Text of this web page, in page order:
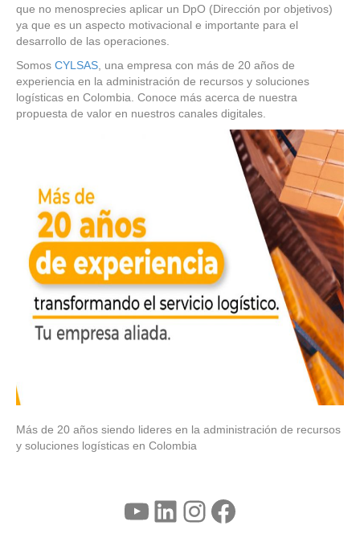
que no menosprecies aplicar un DpO (Dirección por objetivos)
ya que es un aspecto motivacional e importante para el
desarrollo de las operaciones.
Somos CYLSAS , una empresa con más de 20 años de
experiencia en la administración de recursos y soluciones
logísticas en Colombia. Conoce más acerca de nuestra
propuesta de valor en nuestros canales digitales.
Más de 20 años siendo lideres en la administración de recursos
y soluciones logísticas en Colombia
YouTube
LinkedIn
Instagram
Facebook